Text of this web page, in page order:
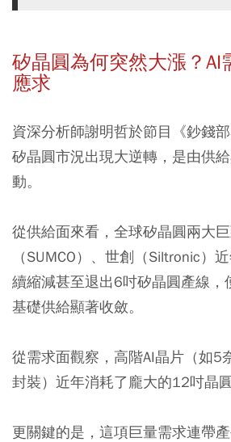
矽晶圓為何突然大漲？AI
應求
資深分析師謝明哲於節目《鈔錢
矽晶圓市況出現大逆轉，是由供
動。
從供給面來看，全球矽晶圓兩大
（SUMCO）、世創（Siltronic）
續縮減甚至退出6吋矽晶圓產線，
基礎供給顯著收斂。
從需求面觀察，高階AI晶片（如5
封裝）近年消耗了龐大的12吋晶
更關鍵的是，這項巨量需求連帶